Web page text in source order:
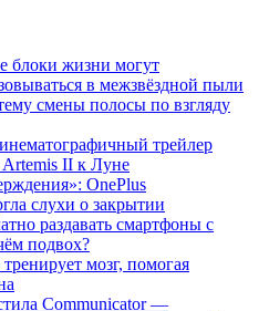
блоки жизни могут
в межзвёздной пыли
смены полосы по взгляду
трейлер
II к Луне
OnePlus
слухи о закрытии
раздавать смартфоны с
подвох?
мозг, помогая
Communicator —